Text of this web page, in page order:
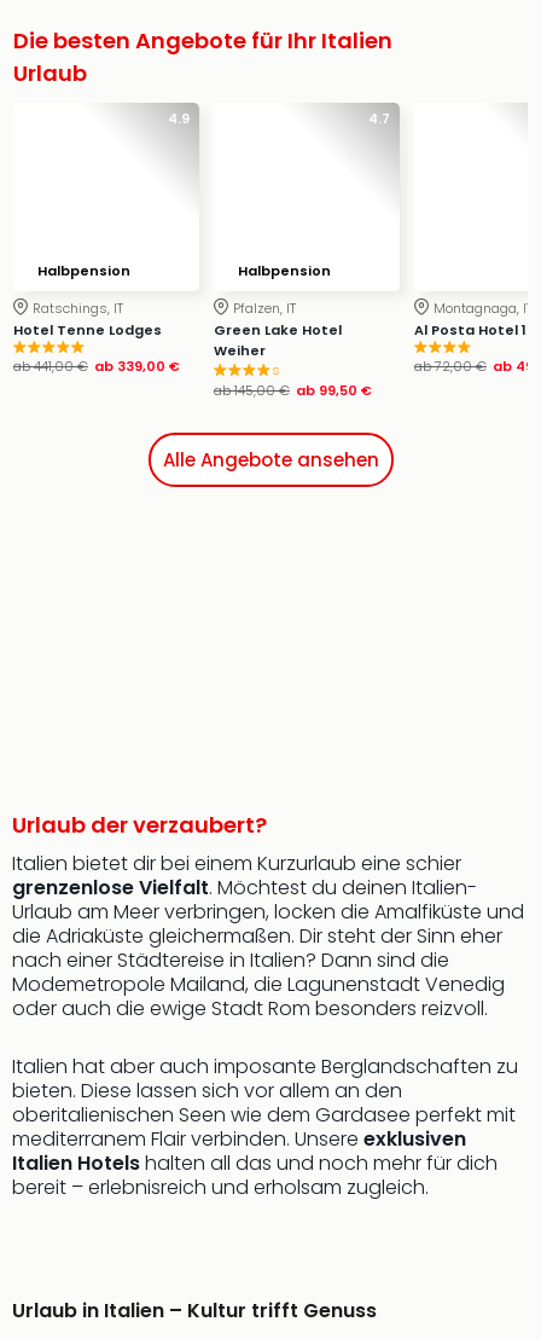
Die besten Angebote für Ihr Italien
Urlaub
4.9
Halbpension
Ratschings, IT
Hotel Tenne Lodges
ab441,00 € ab 339,00 €
4.7
Halbpension
Pfalzen, IT
Green Lake Hotel
Weiher
s
ab145,00 € ab 99,50 €
Montagnaga, IT
Al Posta Hotel
ab72,00 € ab
Alle Angebote ansehen
Urlaub der verzaubert?
Italien bietet dir bei einem Kurzurlaub eine schier
grenzenlose Vielfalt. Möchtest du deinen Italien-
Urlaub am Meer verbringen, locken die Amalfiküste und
die Adriaküste gleichermaßen. Dir steht der Sinn eher
nach einer Städtereise in Italien? Dann sind die
Modemetropole Mailand, die Lagunenstadt Venedig
oder auch die ewige Stadt Rom besonders reizvoll.
Italien hat aber auch imposante Berglandschaften zu
bieten. Diese lassen sich vor allem an den
oberitalienischen Seen wie dem Gardasee perfekt mit
mediterranem Flair verbinden. Unsere exklusiven
Italien Hotelshalten all das und noch mehr für dich
bereit – erlebnisreich und erholsam zugleich.
Urlaub in Italien – Kultur trifft Genuss